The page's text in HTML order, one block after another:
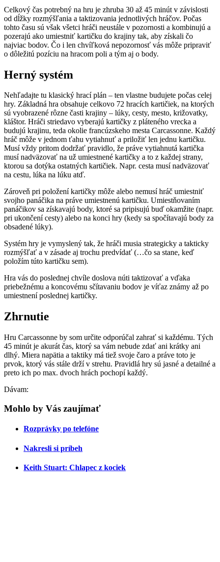
Celkový čas potrebný na hru je zhruba 30 až 45 minút v závislosti
od dĺžky rozmýšľania a taktizovania jednotlivých hráčov. Počas
tohto času sú však všetci hráči neustále v pozornosti a kombinujú a
pozerajú ako umiestniť kartičku do krajiny tak, aby získali čo
najviac bodov. Čo i len chvíľková nepozornosť vás môže pripraviť
o dôležitú pozíciu na hracom poli a tým aj o body.
Herný systém
Nehľadajte tu klasický hrací plán – ten vlastne budujete počas celej
hry. Základná hra obsahuje celkovo 72 hracích kartičiek, na ktorých
sú vyobrazené rôzne časti krajiny – lúky, cesty, mesto, križovatky,
kláštor. Hráči striedavo vyberajú kartičky z pláteného vrecka a
budujú krajinu, teda okolie francúzskeho mesta Carcassonne. Každý
hráč môže v jednom ťahu vytiahnuť a priložiť len jednu kartičku.
Musí vždy pritom dodržať pravidlo, že práve vytiahnutá kartička
musí nadväzovať na už umiestnené kartičky a to z každej strany,
ktorou sa dotýka ostatných kartičiek. Napr. cesta musí nadväzovať
na cestu, lúka na lúku atď.
Zároveň pri položení kartičky môže alebo nemusí hráč umiestniť
svojho panáčika na práve umiestnenú kartičku. Umiestňovaním
panáčikov sa získavajú body, ktoré sa pripisujú buď okamžite (napr.
pri ukončení cesty) alebo na konci hry (kedy sa spočítavajú body za
obsadené lúky).
Systém hry je vymyslený tak, že hráči musia strategicky a takticky
rozmýšľať a v zásade aj trochu predvídať (…čo sa stane, keď
položím túto kartičku sem).
Hra vás do poslednej chvíle doslova núti taktizovať a vďaka
priebežnému a koncovému sčítavaniu bodov je víťaz známy až po
umiestnení poslednej kartičky.
Zhrnutie
Hru Carcassonne by som určite odporúčal zahrať si každému. Tých
45 minút je akurát čas, ktorý sa vám nebude zdať ani krátky ani
dlhý. Miera napätia a taktiky má tiež svoje čaro a práve toto je
prvok, ktorý vás stále drží v strehu. Pravidlá hry sú jasné a detailné a
preto ich po max. dvoch hrách pochopí každý.
Dávam:
Mohlo by Vás zaujímať
Rozprávky po telefóne
Nakresli si príbeh
Keith Stuart: Chlapec z kociek